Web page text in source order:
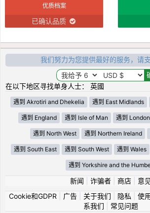
优质档案
已确认品质
我们努力为您提供最好的服务，请
在以下地区寻找单身人士： 英國
遇到 Akrotiri and Dhekelia 遇到 East Midlands
遇到 England 遇到 Isle of Man 遇到 London
遇到 North West 遇到 Northern Ireland
遇到 South East 遇到 South West 遇到 Wales
遇到 Yorkshire and the
新闻 诈骗者| 商店| 意
Cookie和GDPR
广告| 关于我们 隐私 使
系我们
常见问题